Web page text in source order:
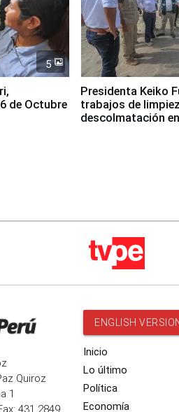
5
de Octubre
Presidenta Keiko
trabajos de
descolmatación
Quiroz
1
431 2849
ENGLISH
Inicio
Lo último
Política
Economía